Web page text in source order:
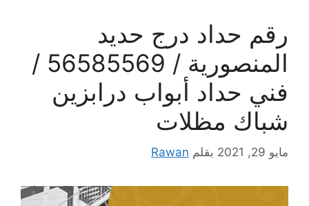
رقم حداد درج حديد
المنصورية / 56585569 /
فني حداد أبواب درابزين
شباك مظلات
مايو 29, 2021 بقلم Rawan